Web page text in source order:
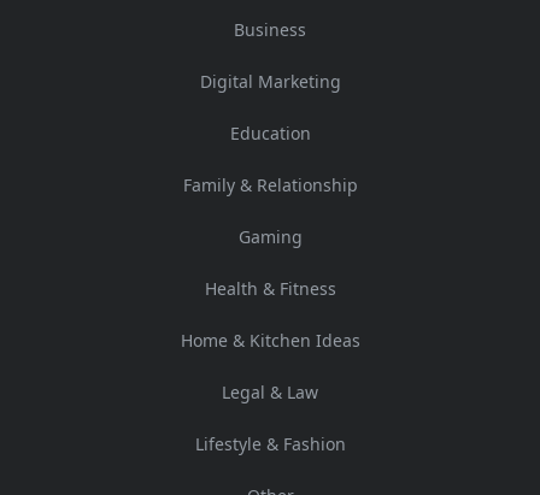
Business
Digital Marketing
Education
Family & Relationship
Gaming
Health & Fitness
Home & Kitchen Ideas
Legal & Law
Lifestyle & Fashion